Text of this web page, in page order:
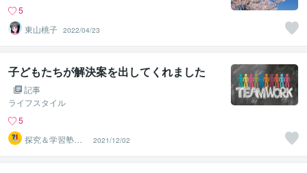
5
東山桃子 2022/04/23
子どもたちが解決案を出してくれました
記事
ライフスタイル
5
探究＆学習塾｜
なぜラボ
2021/12/02